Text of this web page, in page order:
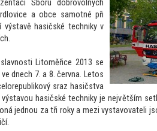
Sboru dobrovolných
a obce samotné při
výstavě hasičské techniky v
Litoměřice 2013 se
dnech 7. a 8. června. Letos
sraz hasičstva
hasičské techniky je největším
jednou za tři roky a mezi vystavovateli